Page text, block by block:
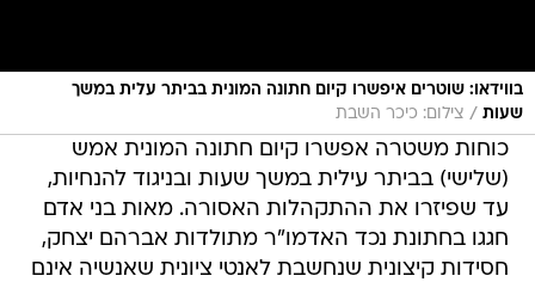
בווידאו: שוטרים איפשרו קיום חתונה המונית בביתר עלית במשך
שעות / צילום: כיכר השבת
כוחות משטרה אפשרו קיום חתונה המונית אמש
(שלישי) בביתר עילית במשך שעות ובניגוד להנחיות,
עד שפיזרו את ההתקהלות האסורה. מאות בני אדם
חגגו בחתונת נכד האדמו"ר מתולדות אברהם יצחק,
חסידות קיצונית שנחשבת לאנטי ציונית שאנשיה אינם